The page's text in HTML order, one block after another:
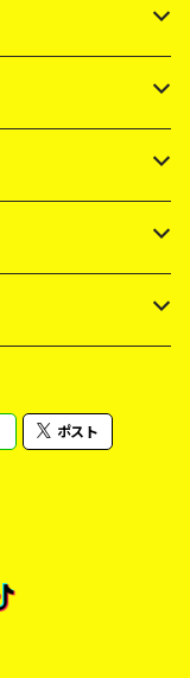
ポスト